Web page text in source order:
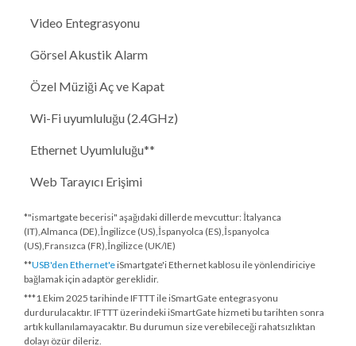
Video Entegrasyonu
Görsel Akustik Alarm
Özel Müziği Aç ve Kapat
Wi-Fi uyumluluğu (2.4GHz)
Ethernet Uyumluluğu**
Web Tarayıcı Erişimi
*"ismartgate becerisi" aşağıdaki dillerde mevcuttur: İtalyanca
(IT),Almanca (DE),İngilizce (US),İspanyolca (ES),İspanyolca
(US),Fransızca (FR),İngilizce (UK/IE)
**USB'den Ethernet'eiSmartgate'i Ethernet kablosu ile yönlendiriciye
bağlamak için adaptör gereklidir.
***1 Ekim 2025 tarihindeIFTTT ile iSmartGate entegrasyonu
durdurulacaktır. IFTTT üzerindeki iSmartGate hizmeti bu tarihten sonra
artık kullanılamayacaktır. Bu durumun size verebileceği rahatsızlıktan
dolayı özür dileriz.